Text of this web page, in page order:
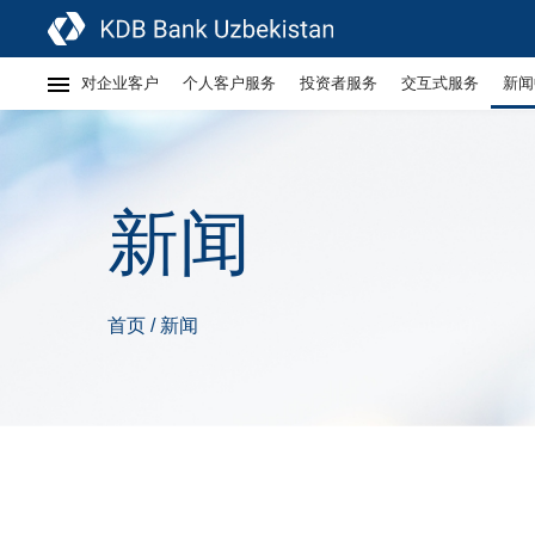
对企业客户 个人客户服务 投资者服务 交互式服务 新
新闻
首页 / 新闻